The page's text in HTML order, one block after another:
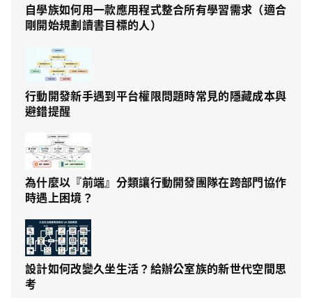
自學族如何用一款應用程式整合所有學習需求（適合
剛開始規劃讀書目標的人）
行動開發新手遇到平台權限問題時常見的隱藏成本與
避錯提醒
為什麼以『前端』分類讓行動開發團隊在跨部門協作
時遇上困境？
設計如何改變久坐生活？給辦公室族的新世代空間思
考